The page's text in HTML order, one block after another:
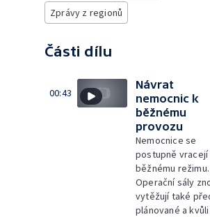
Zprávy z regionů
Části dílu
00:43
Návrat
nemocnic k
běžnému
provozu
Nemocnice se
postupně vracejí
běžnému režimu.
Operační sály
vytěžují také
plánované a kvůli